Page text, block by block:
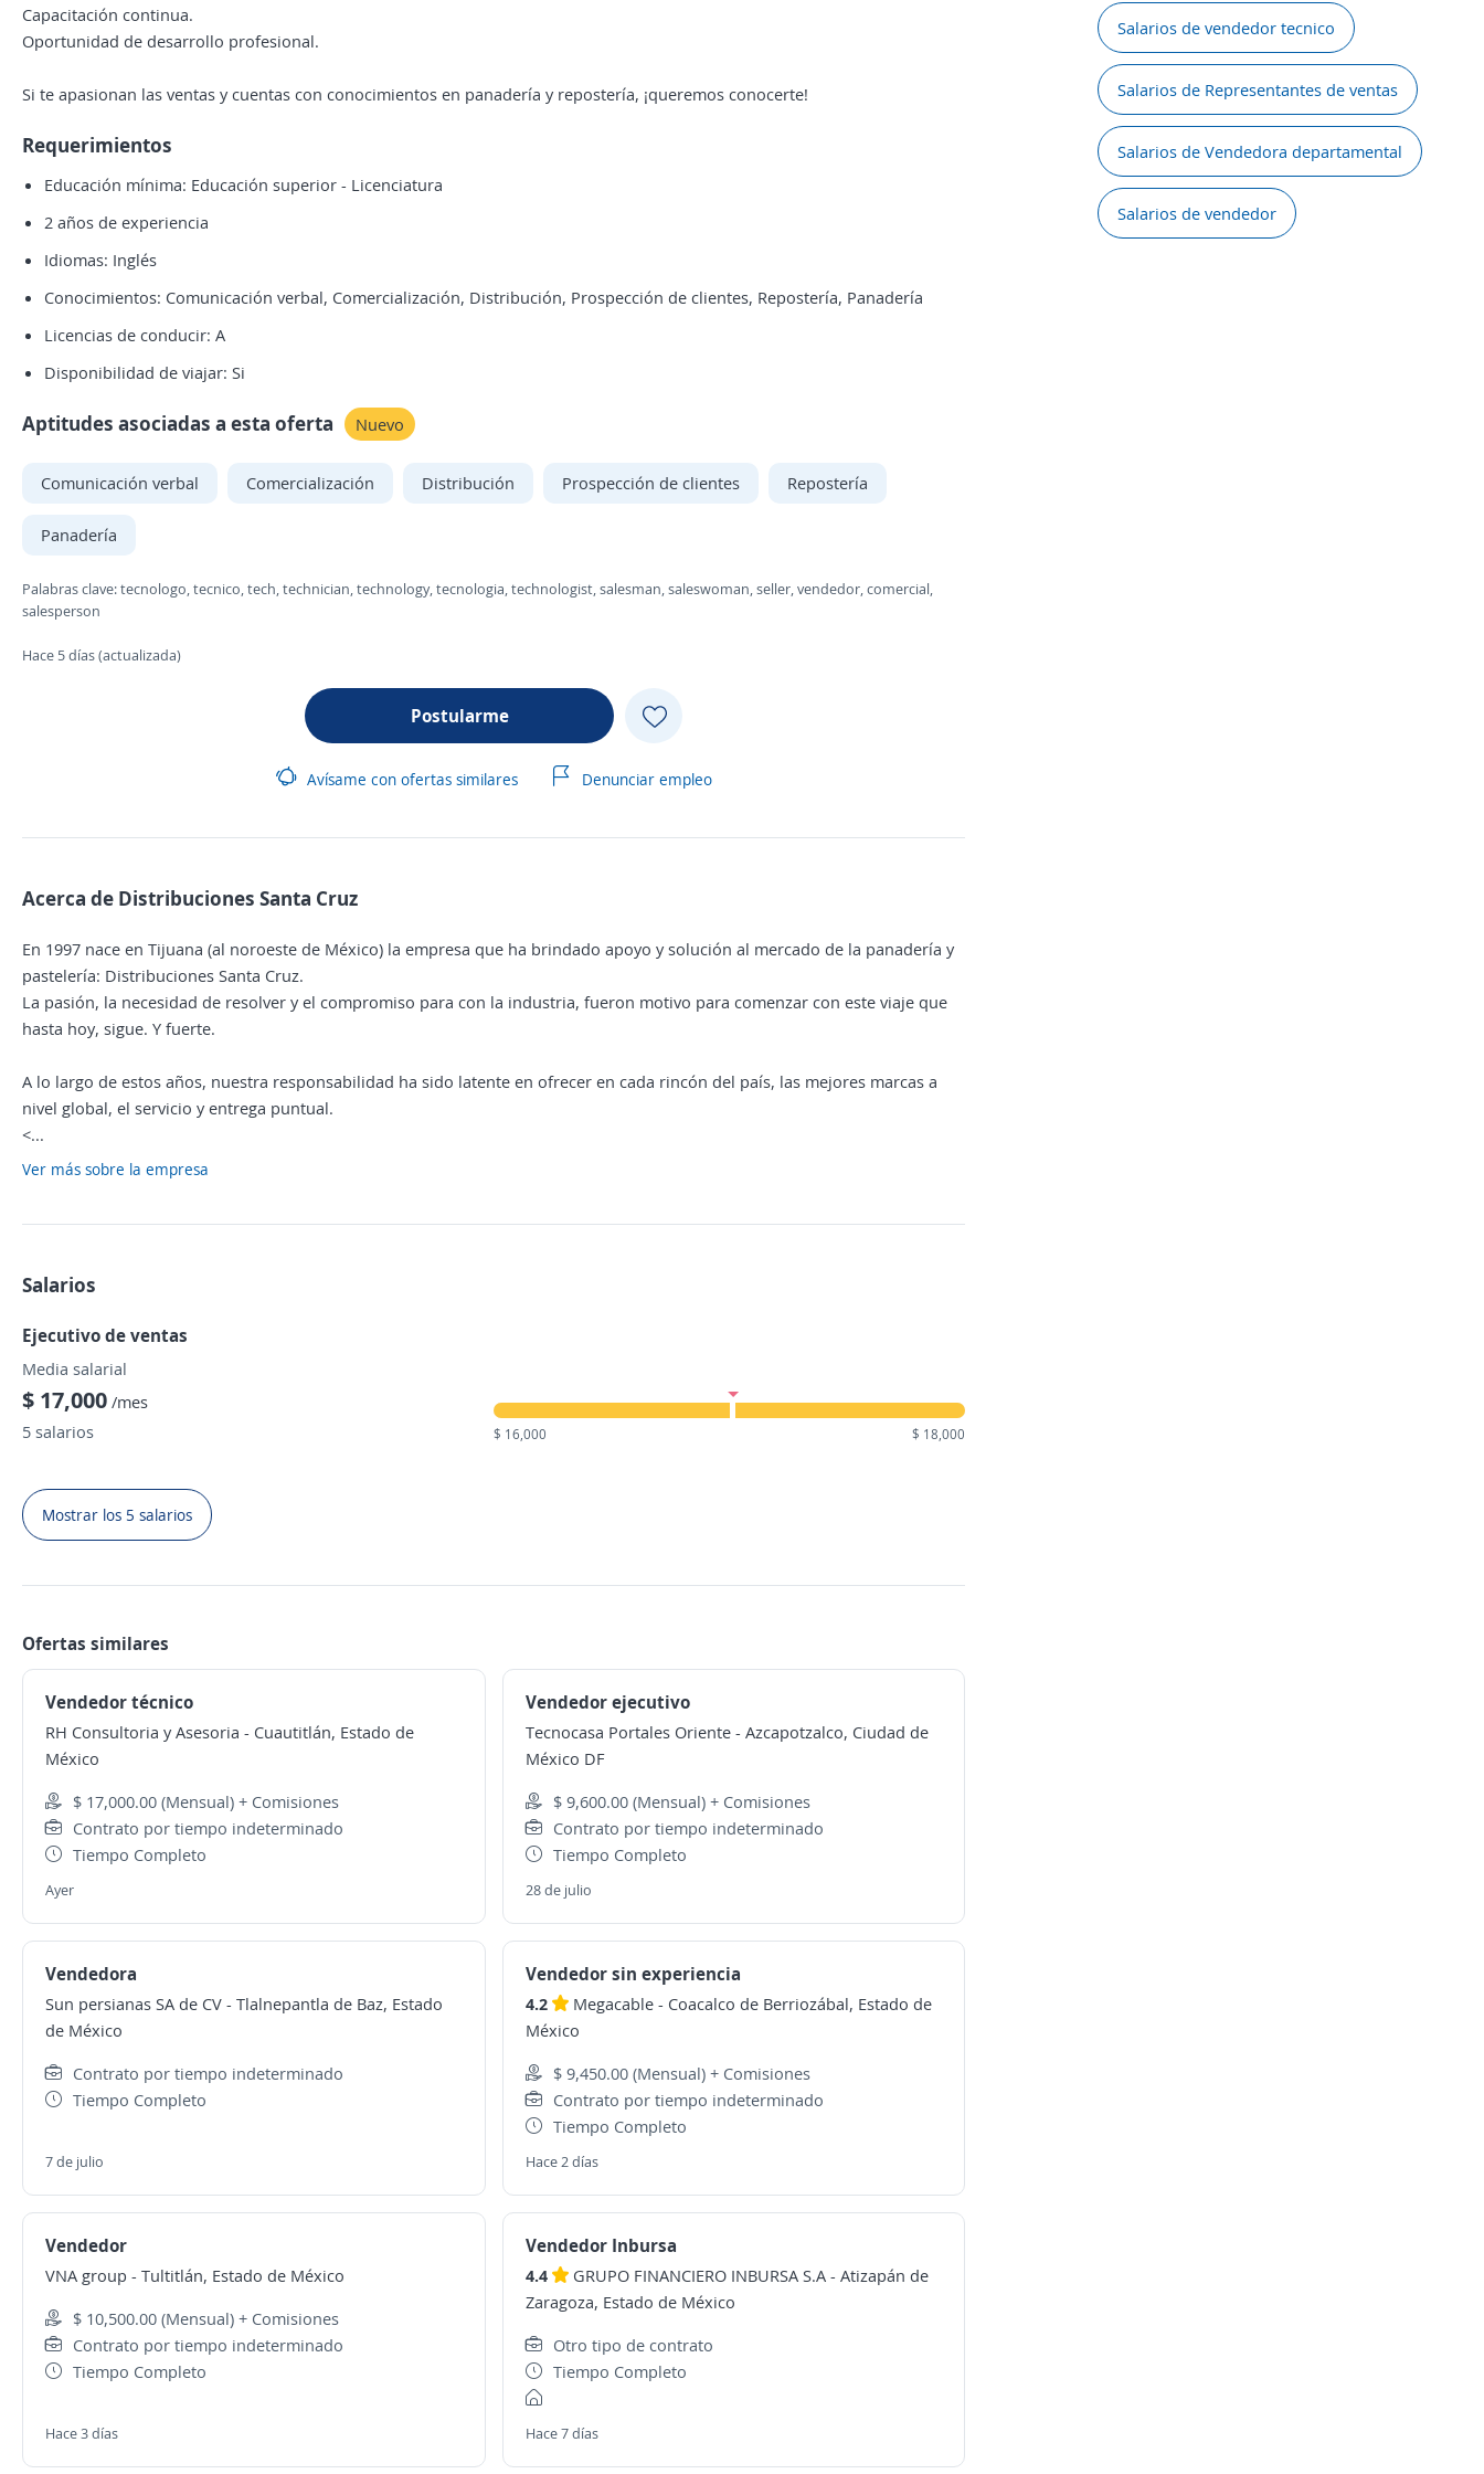
Capacitación continua.
Oportunidad de desarrollo profesional.
Si te apasionan las ventas y cuentas con conocimientos en panadería y repostería, ¡queremos conocerte!
Requerimientos
Educación mínima: Educación superior - Licenciatura
2 años de experiencia
Idiomas: Inglés
Conocimientos: Comunicación verbal, Comercialización, Distribución, Prospección de clientes, Repostería, Panadería
Licencias de conducir: A
Disponibilidad de viajar: Si
Aptitudes asociadas a esta oferta Nuevo
Comunicación verbal Comercialización Distribución Prospección de clientes Repostería
Panadería
Palabras clave: tecnologo, tecnico, tech, technician, technology, tecnologia, technologist, salesman, saleswoman, seller, vendedor, comercial,
salesperson
Hace 5 días (actualizada)
Postularme
Avísame con ofertas similares Denunciar empleo
Acerca de Distribuciones Santa Cruz
En 1997 nace en Tijuana (al noroeste de México) la empresa que ha brindado apoyo y solución al mercado de la panadería y
pastelería: Distribuciones Santa Cruz.
La pasión, la necesidad de resolver y el compromiso para con la industria, fueron motivo para comenzar con este viaje que
hasta hoy, sigue. Y fuerte.
A lo largo de estos años, nuestra responsabilidad ha sido latente en ofrecer en cada rincón del país, las mejores marcas a
nivel global, el servicio y entrega puntual.
<...
Ver más sobre la empresa
Salarios
Ejecutivo de ventas
Media salarial
$ 17,000 /mes
5 salarios
$ 16,000 $ 18,000
Mostrar los 5 salarios
Ofertas similares
Vendedor técnico
RH Consultoria y Asesoria - Cuautitlán, Estado de
México
$ 17,000.00 (Mensual) + Comisiones
Contrato por tiempo indeterminado
Tiempo Completo
Ayer
Vendedor ejecutivo
Tecnocasa Portales Oriente - Azcapotzalco, Ciudad de
México DF
$ 9,600.00 (Mensual) + Comisiones
Contrato por tiempo indeterminado
Tiempo Completo
28 de julio
Vendedora
Sun persianas SA de CV - Tlalnepantla de Baz, Estado
de México
Contrato por tiempo indeterminado
Tiempo Completo
7 de julio
Vendedor sin experiencia
4.2 Megacable - Coacalco de Berriozábal, Estado de
México
$ 9,450.00 (Mensual) + Comisiones
Contrato por tiempo indeterminado
Tiempo Completo
Hace 2 días
Vendedor
VNA group - Tultitlán, Estado de México
$ 10,500.00 (Mensual) + Comisiones
Contrato por tiempo indeterminado
Tiempo Completo
Hace 3 días
Vendedor Inbursa
4.4 GRUPO FINANCIERO INBURSA S.A - Atizapán de
Zaragoza, Estado de México
Otro tipo de contrato
Tiempo Completo
Hace 7 días
Salarios de vendedor tecnico
Salarios de Representantes de ventas
Salarios de Vendedora departamental
Salarios de vendedor